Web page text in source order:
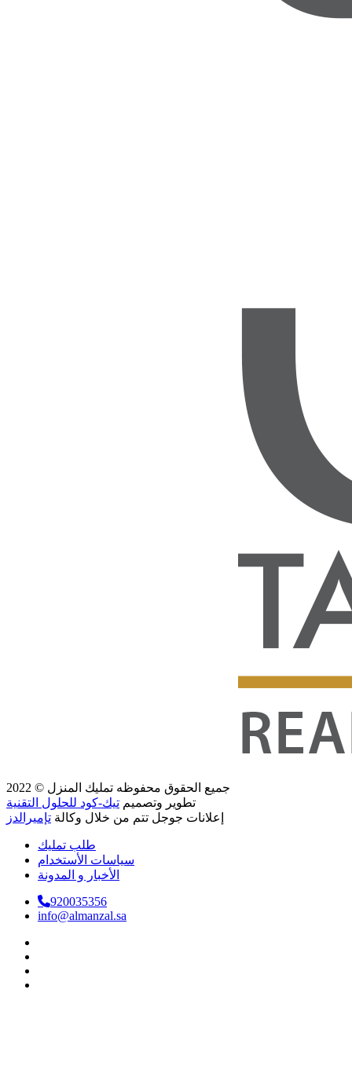
جميع الحقوق محفوظه تمليك المنزل © 2022
تطوير وتصميم تيك-كود للحلول التقنية
إعلانات جوجل تتم من خلال وكالة تإميرالدز
طلب تمليك
سياسات الأستخدام
الأخبار و المدونة
920035356
info@almanzal.sa